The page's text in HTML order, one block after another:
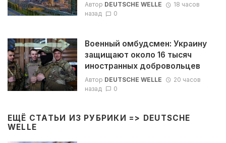
Автор DEUTSCHE WELLE
18 часов
назад
0
Военный омбудсмен: Украину
защищают около 16 тысяч
иностранных добровольцев
Автор DEUTSCHE WELLE
20 часов
назад
0
ЕЩЁ СТАТЬИ ИЗ РУБРИКИ => DEUTSCHE
WELLE